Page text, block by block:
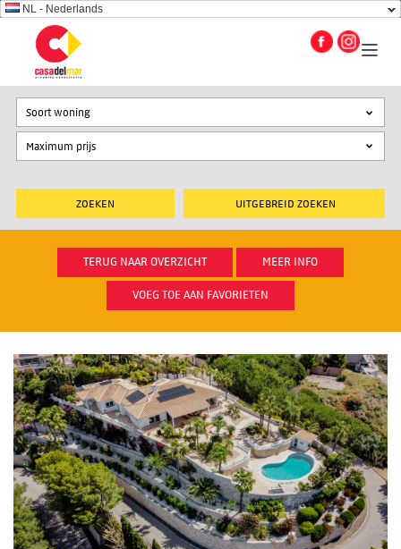
NL - Nederlands
UITGEBREID ZOEKEN
Soort woning
TERUG NAAR OVERZICHT MEER INFO
VOEG TOE AAN FAVORIETEN